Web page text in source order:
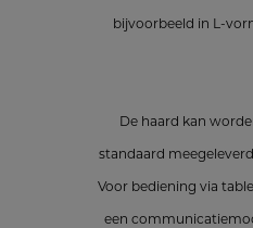
bijvoorbeeld in L-
De haard kan
standaard
Voor bediening via
een